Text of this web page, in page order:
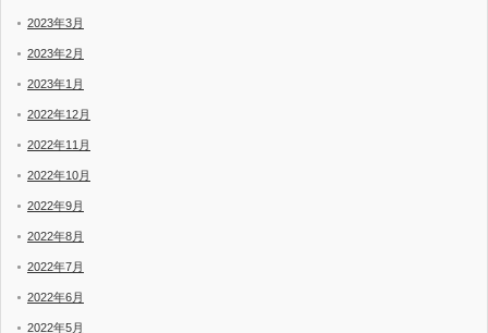
2023年3月
2023年2月
2023年1月
2022年12月
2022年11月
2022年10月
2022年9月
2022年8月
2022年7月
2022年6月
2022年5月